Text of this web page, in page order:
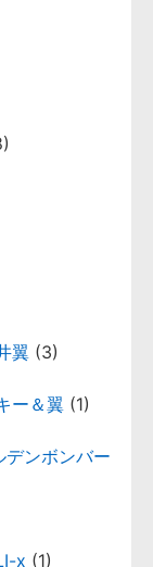
翼 (3)
ー＆翼 (1)
ンボンバー
x (1)